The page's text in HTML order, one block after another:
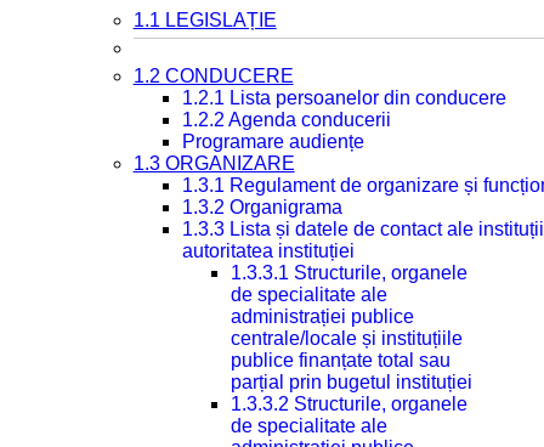
1.1 LEGISLAȚIE
1.2 CONDUCERE
1.2.1 Lista persoanelor din conducere
1.2.2 Agenda conducerii
Programare audiențe
1.3 ORGANIZARE
1.3.1 Regulament de organizare și
1.3.2 Organigrama
1.3.3 Lista și datele de contact ale
autoritatea instituției
1.3.3.1 Structurile, organele
de specialitate ale
administrației publice
centrale/locale și instituțiile
publice finanțate total sau
parțial prin bugetul instituției
1.3.3.2 Structurile, organele
de specialitate ale